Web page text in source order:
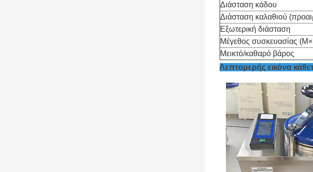
Διάσταση κάδου
Διάσταση καλαθιού
Εξωτερική διάσταση
Μέγεθος συσκευασίας
Μεικτό/καθαρό βάρος
Λεπτομερής